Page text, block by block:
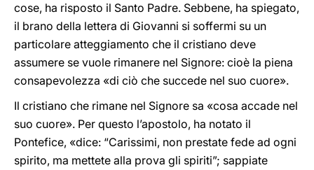
cose, ha risposto il Santo Padre. Sebbene, ha spiegato,
il brano della lettera di Giovanni si soffermi su un
particolare atteggiamento che il cristiano deve
assumere se vuole rimanere nel Signore: cioè la piena
consapevolezza «di ciò che succede nel suo cuore».
Il cristiano che rimane nel Signore sa «cosa accade nel
suo cuore». Per questo l’apostolo, ha notato il
Pontefice, «dice: “Carissimi, non prestate fede ad ogni
spirito, ma mettete alla prova gli spiriti”; sappiate